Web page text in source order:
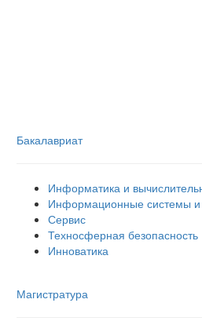
Бакалавриат
Информатика и
Информационные системы и
Сервис
Техносферная безопасность
Инноватика
Магистратура